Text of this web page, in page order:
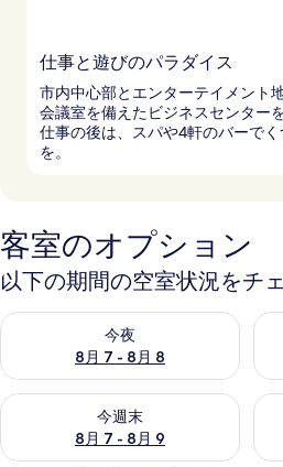
仕事と遊びのパラダイス
市内中心部とエンターテイメント
会議室を備えたビジネスセンター
仕事の後は、スパや4軒のバーで
を。
客室のオプション
以下の期間の空室状況をチ
今夜
8月 7 - 8月 8
今夜 8月 7 - 8月 8 の空室状況をチェ
明
今週末
8月 7 - 8月 9
今週末 8月 7 - 8月 9 の空室状況をチ
来